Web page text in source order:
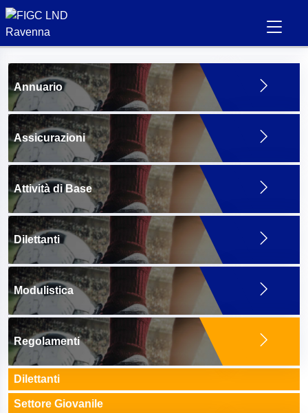
Annuario
Assicurazioni
Attività di Base
Dilettanti
Modulistica
Regolamenti
Dilettanti
Settore Giovanile